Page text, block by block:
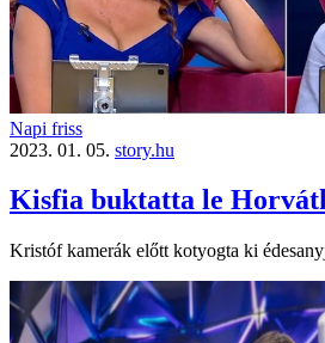
Napi friss
2023. 01. 05. story.hu
Kisfia buktatta le
Kristóf kamerák előtt kotyogta ki